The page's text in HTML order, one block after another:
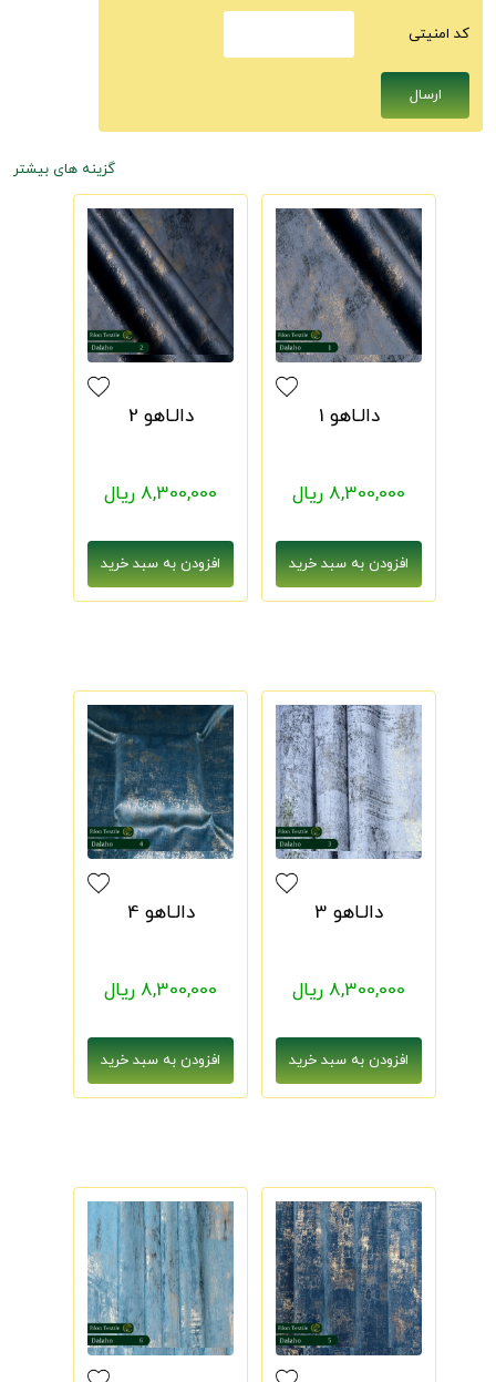
كد امنيتى
گزینه های بیشتر
دالـاهو 1
8,300,000 ریال
دالـاهو 2
8,300,000 ریال
دالـاهو 3
8,300,000 ریال
دالـاهو 4
8,300,000 ریال